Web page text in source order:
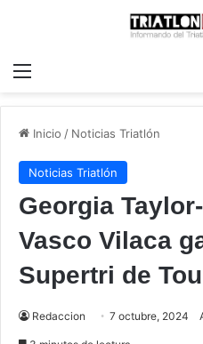
Inicio / Noticias Triatlón
Noticias Triatlón
Georgia
Vasco Vilaca
Supertri de
Redaccion 7 octubre, 2024